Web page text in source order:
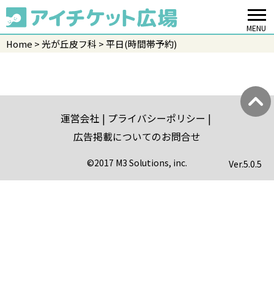
MENU
Home 光が丘皮フ科 平日(時間帯予約)
運営会社
プライバシーポリシー
広告掲載についてのお問合せ
©2017 M3 Solutions, inc. Ver.5.0.5